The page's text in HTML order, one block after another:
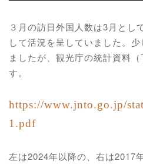
３月の訪日外国人数は3月とし
して活況を呈していました。
ましたが、観光庁の統計資料
す。
https://www.jnto.go.jp/
1.pdf
左は2024年以降の、右は2017